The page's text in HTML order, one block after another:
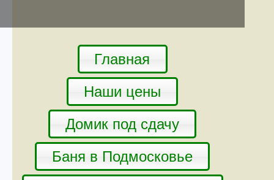
Главная
Наши цены
Домик под сдачу
Баня в Подмосковье